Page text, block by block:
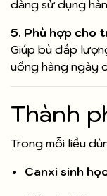
dàng sử dụng
5. Phù hợp cho
Giúp bù đắp
uống hàng ngày
Thành
Trong mỗi liều
Canxi sinh